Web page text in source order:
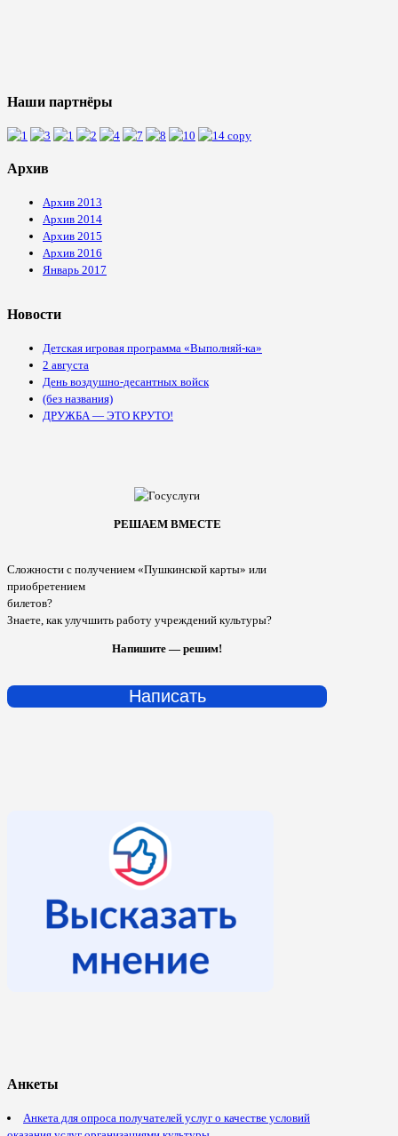
Наши партнёры
Архив
Архив 2013
Архив 2014
Архив 2015
Архив 2016
Январь 2017
Новости
Детская игровая программа «Выполняй-ка»
2 августа
День воздушно-десантных войск
(без названия)
ДРУЖБА — ЭТО КРУТО!
РЕШАЕМ ВМЕСТЕ
Сложности с получением «Пушкинской карты» или
приобретением
билетов?
Знаете, как улучшить работу учреждений культуры?
Напишите — решим!
Написать
Анкеты
Анкета для опроса получателей услуг о качестве условий